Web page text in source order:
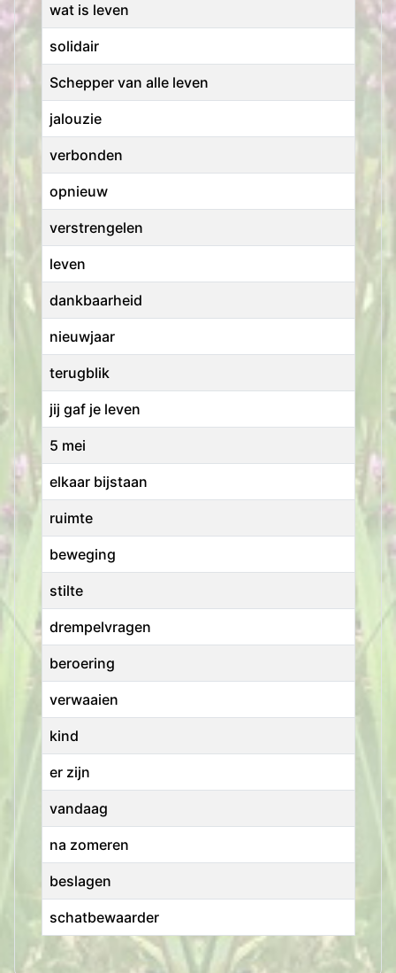
Artikelen
wat is leven
solidair
Schepper van alle leven
jalouzie
verbonden
opnieuw
verstrengelen
leven
dankbaarheid
nieuwjaar
terugblik
jij gaf je leven
5 mei
elkaar bijstaan
ruimte
beweging
stilte
drempelvragen
beroering
verwaaien
kind
er zijn
vandaag
na zomeren
beslagen
schatbewaarder